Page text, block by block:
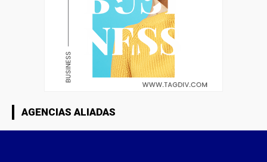
AGENCIAS ALIADAS